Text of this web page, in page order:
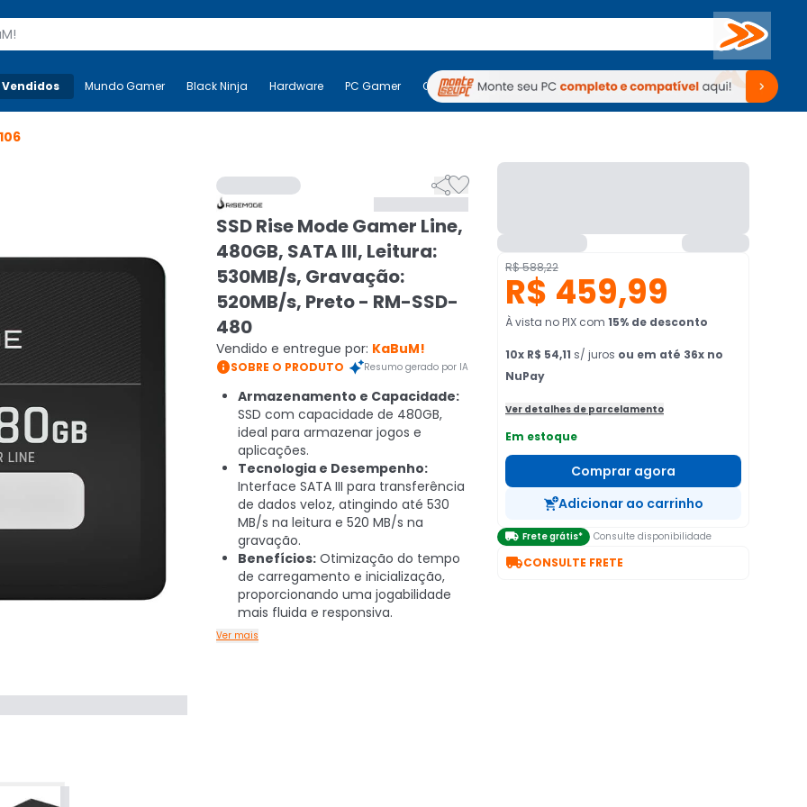
Buscar
Mais-v- Mundo Gamer Black Ninja Hardware PC Gamer Computadores Periféricos TV Venda no KaBuM!
Mundo Gamer Black Ninja Hardware PC Gamer Computadores Periféricos TV Venda no KaBuM!

SSD Rise Mode Gamer Line,
480GB, SATA III, Leitura:
530MB/s, Gravação:
520MB/s, Preto - RM-SSD-
480
Vendido e entregue por: KaBuM!
SOBRE O PRODUTO Resumo gerado por IA
Armazenamento e Capacidade:
SSD com capacidade de 480GB,
ideal para armazenar jogos e
aplicações.
Tecnologia e Desempenho:
Interface SATA III para transferência
de dados veloz, atingindo até 530
MB/s na leitura e 520 MB/s na
gravação.
Benefícios: Otimização do tempo
de carregamento e inicialização,
proporcionando uma jogabilidade
mais fluida e responsiva.
Ver mais
R$ 588,22
R$ 459,99
À vista no PIX com 15% de desconto
10x R$ 54,11 s/ juros ou em até 36x no
NuPay
Ver detalhes de parcelamento
Em estoque
Comprar agora
Adicionar ao carrinho
 Frete grátis* Consulte disponibilidade
CONSULTE FRETE